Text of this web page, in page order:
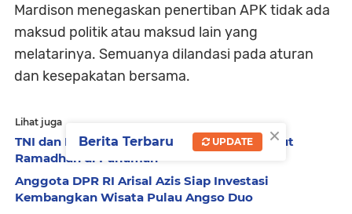
Mardison menegaskan penertiban APK tidak ada
maksud politik atau maksud lain yang
melatarinya. Semuanya dilandasi pada aturan
dan kesepakatan bersama.
Lihat juga
TNI dan Pramuka Gelar Gerakan ASRI Sambut
Ramadhan di Pariaman
Anggota DPR RI Arisal Azis Siap Investasi
Kembangkan Wisata Pulau Angso Duo
×
Berita Terbaru UPDATE